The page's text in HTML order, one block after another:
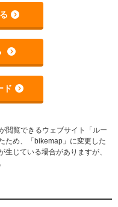
ド
閲覧できるウェブサイト「ルー
ため、「bikemap」に変更した
じている場合がありますが、